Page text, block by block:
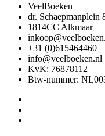
VeelBoeken
dr. Schaepmanplein
1814CC Alkmaar
+31 (0)615464460
info@veelboeken.nl
KvK: 76878112
Btw-nummer: